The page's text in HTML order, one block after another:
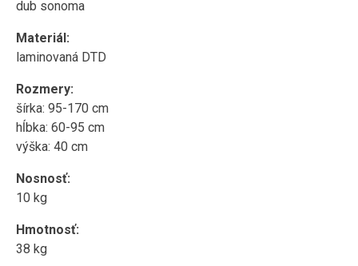
dub sonoma
Materiál:
laminovaná DTD
Rozmery:
šírka: 95-170 cm
hĺbka: 60-95 cm
výška: 40 cm
Nosnosť:
10 kg
Hmotnosť:
38 kg